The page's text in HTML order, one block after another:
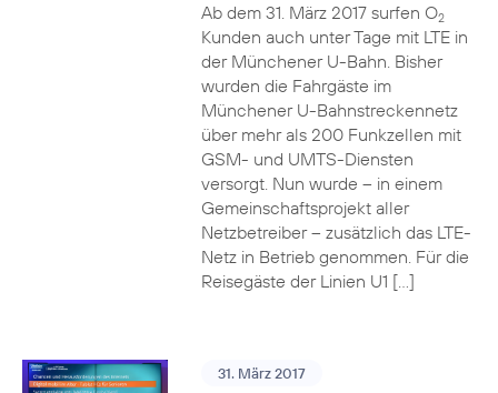
Ab dem 31. März 2017 surfen O2
Kunden auch unter Tage mit LTE in
der Münchener U-Bahn. Bisher
wurden die Fahrgäste im
Münchener U-Bahnstreckennetz
über mehr als 200 Funkzellen mit
GSM- und UMTS-Diensten
versorgt. Nun wurde – in einem
Gemeinschaftsprojekt aller
Netzbetreiber – zusätzlich das LTE-
Netz in Betrieb genommen. Für die
Reisegäste der Linien U1 […]
31. März 2017